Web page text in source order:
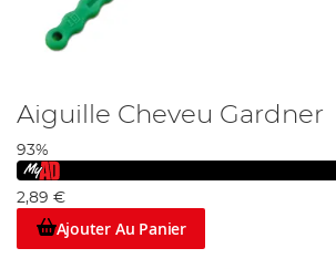
Aiguille Cheveu Gardner
93%
2,89 €
Ajouter Au Panier